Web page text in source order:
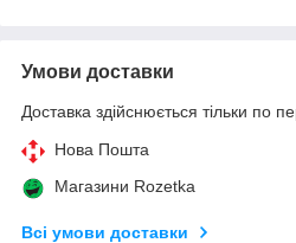
Умови доставки
Доставка здійснюється тільки по
Нова Пошта
Магазини Rozetka
Всі умови доставки